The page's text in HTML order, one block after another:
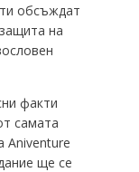
обсъждат
на
факти
самата
Aniventure
ще се